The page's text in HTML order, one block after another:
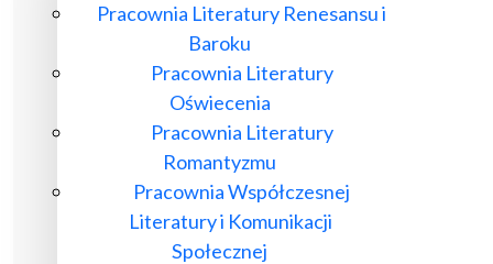
Pracownia Literatury Renesansu i
Baroku
Pracownia Literatury
Oświecenia
Pracownia Literatury
Romantyzmu
Pracownia Współczesnej
Literatury i Komunikacji
Społecznej